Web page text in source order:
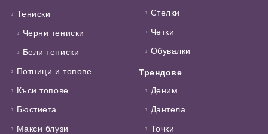
Тениски
Черни тениски
Бели тениски
Потници и топове
Къси топове
Бюстиета
Макси блузи
Стелки
Четки
Обувалки
Трендове
Деним
Дантела
Точки